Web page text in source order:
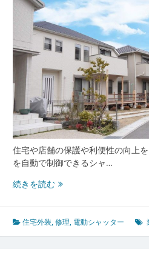
め
の
修
理
者
び
と
正
し
い
メ
テ
ス
方
住宅や店舗の保護や利便性の向上
を自動で制御できるシャ…
続きを読む電
ャ
ッ
住宅外装,修理, 電動シャッター